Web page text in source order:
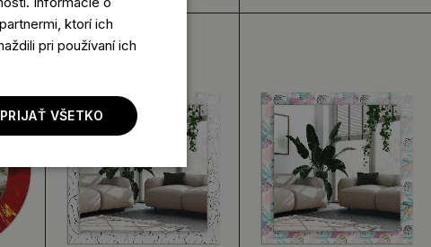
ktorí ich
pri používaní ich
PRIJAŤ VŠETKO